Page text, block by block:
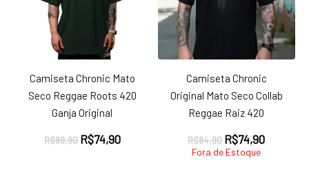
Camiseta Chronic Mato
Seco Reggae Roots 420
Ganja Original
R$89,90 O
R$74,90O
Camiseta Chronic
Original Mato Seco Collab
Reggae Raiz 420
R$84,90 O
preço
R$74,90O
Fora de Estoque